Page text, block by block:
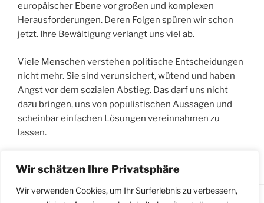
Wir schätzen Ihre Privatsphäre
Wir verwenden Cookies, um Ihr Surferlebnis zu verbessern,
europäischer Ebene vor großen und komplexen
Herausforderungen. Deren Folgen spüren wir schon
jetzt. Ihre Bewältigung verlangt uns viel ab.
Viele Menschen verstehen politische Entscheidungen
nicht mehr. Sie sind verunsichert, wütend und haben
Angst vor dem sozialen Abstieg. Das darf uns nicht
dazu bringen, uns von populistischen Aussagen und
scheinbar einfachen Lösungen vereinnahmen zu
lassen.
für
die